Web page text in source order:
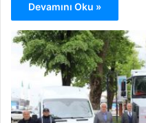
Devamını Oku »